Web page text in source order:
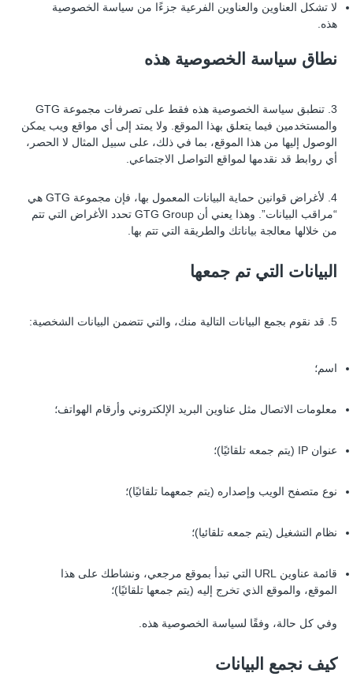
لا تشكل العناوين والعناوين الفرعية جزءًا من سياسة الخصوصية
هذه.
نطاق سياسة الخصوصية هذه
3. تنطبق سياسة الخصوصية هذه فقط على تصرفات مجموعة GTG
والمستخدمين فيما يتعلق بهذا الموقع. ولا يمتد إلى أي مواقع ويب يمكن
الوصول إليها من هذا الموقع، بما في ذلك، على سبيل المثال لا الحصر،
أي روابط قد نقدمها لمواقع التواصل الاجتماعي.
4. لأغراض قوانين حماية البيانات المعمول بها، فإن مجموعة GTG هي
“مراقب البيانات”. وهذا يعني أن GTG Group تحدد الأغراض التي تتم
من خلالها معالجة بياناتك والطريقة التي تتم بها.
البيانات التي تم جمعها
5. قد نقوم بجمع البيانات التالية منك، والتي تتضمن البيانات الشخصية:
اسم؛
معلومات الاتصال مثل عناوين البريد الإلكتروني وأرقام الهواتف؛
عنوان IP (يتم جمعه تلقائيًا)؛
نوع متصفح الويب وإصداره (يتم جمعهما تلقائيًا)؛
نظام التشغيل (يتم جمعه تلقائيا)؛
قائمة عناوين URL التي تبدأ بموقع مرجعي، ونشاطك على هذا
الموقع، والموقع الذي تخرج إليه (يتم جمعها تلقائيًا)؛
وفي كل حالة، وفقًا لسياسة الخصوصية هذه.
كيف نجمع البيانات